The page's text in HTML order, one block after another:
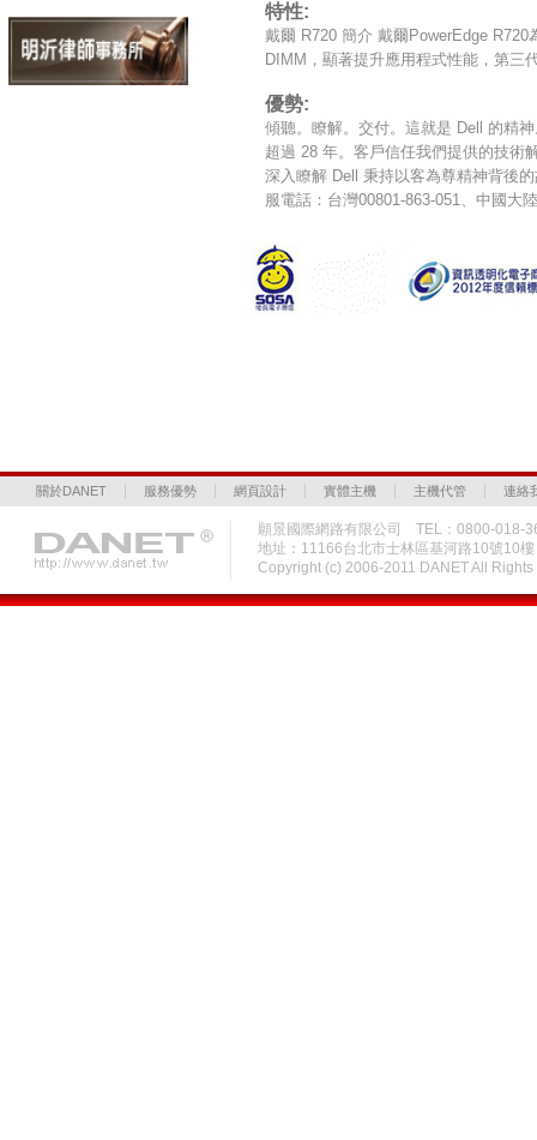
特性:
戴爾 R720 簡介 戴爾PowerEdge
DIMM，顯著提升應用程式性能，第三
優勢:
傾聽。瞭解。交付。這就是 Dell 的精
超過 28 年。客戶信任我們提供的技術
深入瞭解 Dell 秉持以客為尊精神背後
服電話：台灣00801-863-051、中國大
關於DANET 服務優勢 網頁設計 實體主機 主機代管 連絡
願景國際網路有限公司 TEL：0800-018-
地址：11166台北市士林區基河路10號10
Copyright (c) 2006-2011 DANET All